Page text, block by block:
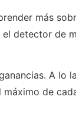
más
el detector de
A lo
de